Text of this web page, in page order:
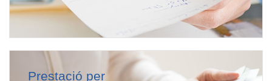
Prestació per